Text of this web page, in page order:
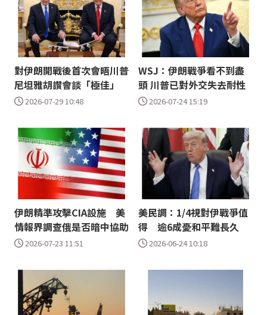
對伊朗開戰後首次會晤川普
尼坦雅胡讚會談「極佳」
2026-07-29 10:48
WSJ：伊朗戰爭看不到盡
頭 川普已對外交失去耐性
2026-07-24 15:19
伊朗精準攻擊CIA設施 美
情報界調查俄是否暗中協助
2026-07-23 11:51
美民調：1/4視對伊戰爭值
得 逾6成憂和平難長久
2026-06-24 10:18